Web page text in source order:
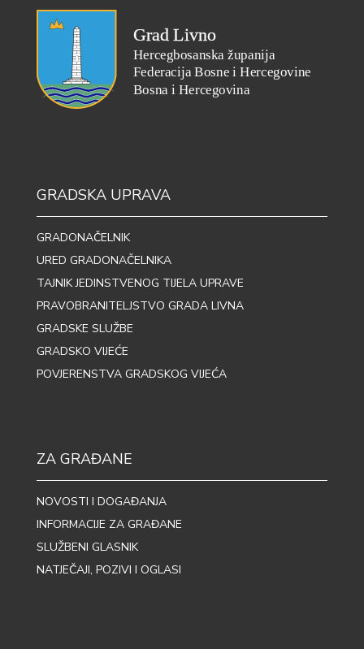
GRADSKA UPRAVA
GRADONAČELNIK
URED GRADONAČELNIKA
TAJNIK JEDINSTVENOG TIJELA UPRAVE
PRAVOBRANITELJSTVO GRADA LIVNA
GRADSKE SLUŽBE
GRADSKO VIJEĆE
POVJERENSTVA GRADSKOG VIJEĆA
ZA GRAĐANE
NOVOSTI I DOGAĐANJA
INFORMACIJE ZA GRAĐANE
SLUŽBENI GLASNIK
NATJEČAJI, POZIVI I OGLASI